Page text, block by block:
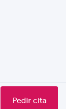
Pedir cita